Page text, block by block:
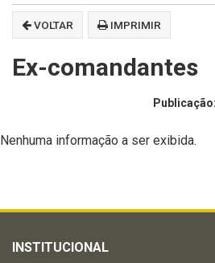
menu
VOLTAR IMPRIMIR
Ex-comandantes
Publicação:
Nenhuma informação a ser exibida.
INSTITUCIONAL